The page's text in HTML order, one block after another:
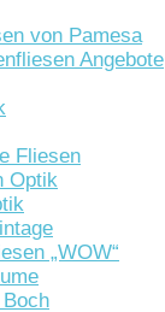
von Pamesa
Angebote
Fliesen
Optik
„WOW“